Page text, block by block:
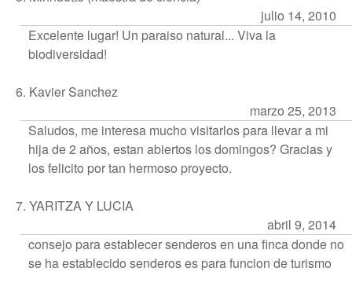
julio 14, 2010
Excelente lugar! Un paraiso natural... Viva la
biodiversidad!
6. Kavier Sanchez
marzo 25, 2013
Saludos, me interesa mucho visitarlos para llevar a mi
hija de 2 años, estan abiertos los domingos? Gracias y
los felicito por tan hermoso proyecto.
7. YARITZA Y LUCIA
abril 9, 2014
consejo para establecer senderos en una finca donde no
se ha establecido senderos es para funcion de turismo